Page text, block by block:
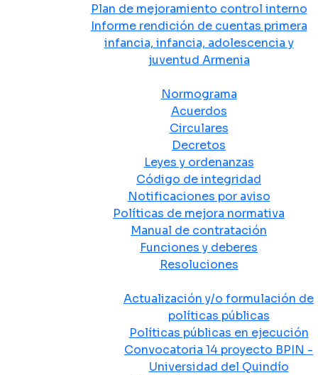
Plan de mejoramiento control interno
Informe rendición de cuentas primera
infancia, infancia, adolescencia y
juventud Armenia
Normograma
Acuerdos
Circulares
Decretos
Leyes y ordenanzas
Código de integridad
Notificaciones por aviso
Políticas de mejora normativa
Manual de contratación
Funciones y deberes
Resoluciones
Actualización y/o formulación de
políticas públicas
Políticas públicas en ejecución
Convocatoria 14 proyecto BPIN -
Universidad del Quindío